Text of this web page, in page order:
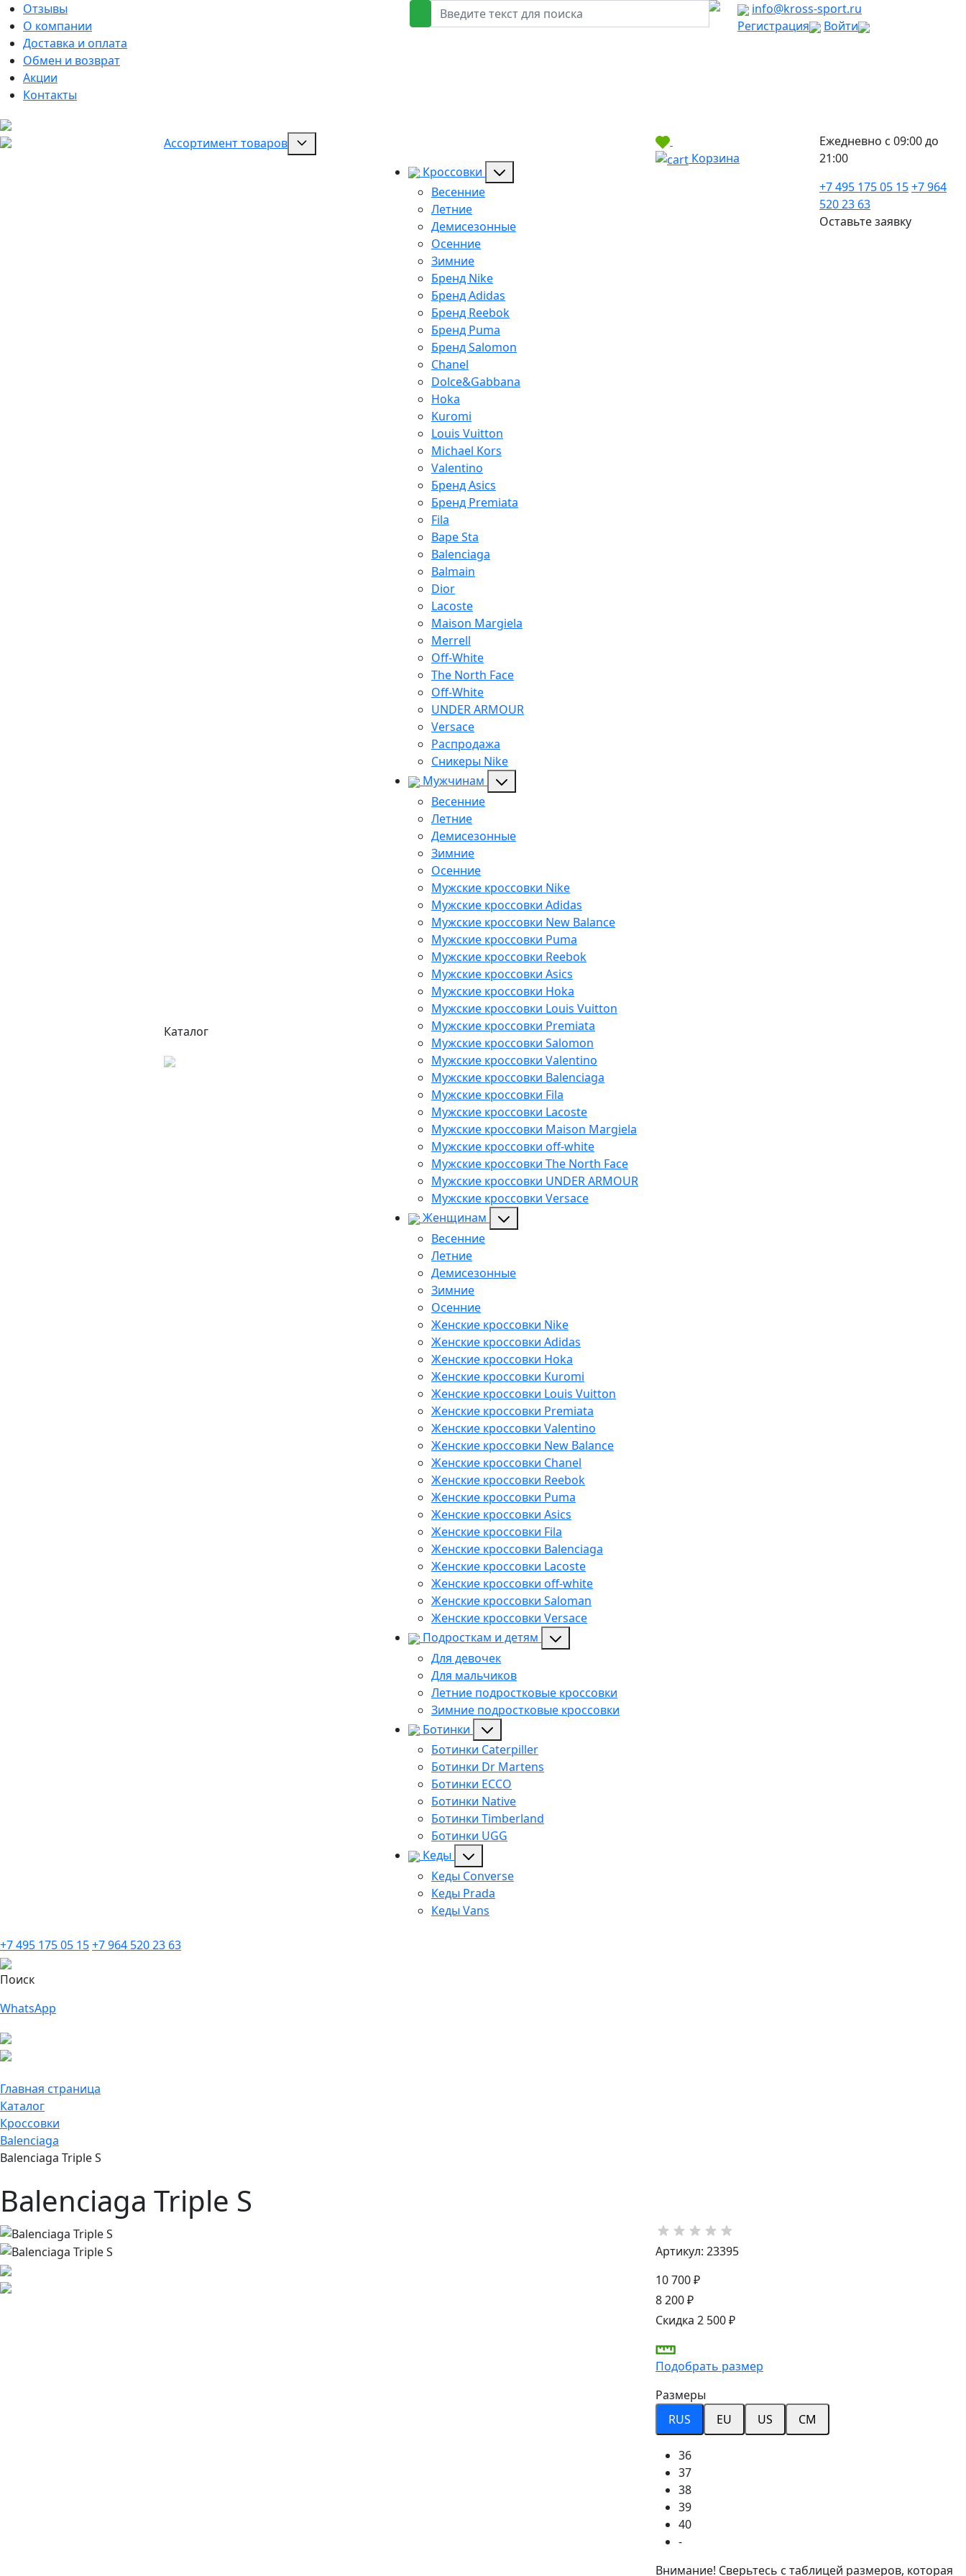
Отзывы
О компании
Доставка и оплата
Обмен и возврат
Акции
Контакты
info@kross-sport.ru
Регистрация
Войти
Ассортимент товаров
Каталог
Кроссовки
Весенние
Летние
Демисезонные
Осенние
Зимние
Бренд Nike
Бренд Adidas
Бренд Reebok
Бренд Puma
Бренд Salomon
Chanel
Dolce&Gabbana
Hoka
Kuromi
Louis Vuitton
Michael Kors
Valentino
Бренд Asics
Бренд Premiata
Fila
Bape Sta
Balenciaga
Balmain
Dior
Lacoste
Maison Margiela
Merrell
Off-White
The North Face
Off-White
UNDER ARMOUR
Versace
Распродажа
Сникеры Nike
Мужчинам
Весенние
Летние
Демисезонные
Зимние
Осенние
Мужские кроссовки Nike
Мужские кроссовки Adidas
Мужские кроссовки New Balance
Мужские кроссовки Puma
Мужские кроссовки Reebok
Мужские кроссовки Asics
Мужские кроссовки Hoka
Мужские кроссовки Louis Vuitton
Мужские кроссовки Premiata
Мужские кроссовки Salomon
Мужские кроссовки Valentino
Мужские кроссовки Balenciaga
Мужские кроссовки Fila
Мужские кроссовки Lacoste
Мужские кроссовки Maison Margiela
Мужские кроссовки off-white
Мужские кроссовки The North Face
Мужские кроссовки UNDER ARMOUR
Мужские кроссовки Versace
Женщинам
Весенние
Летние
Демисезонные
Зимние
Осенние
Женские кроссовки Nike
Женские кроссовки Adidas
Женские кроссовки Hoka
Женские кроссовки Kuromi
Женские кроссовки Louis Vuitton
Женские кроссовки Premiata
Женские кроссовки Valentino
Женские кроссовки New Balance
Женские кроссовки Chanel
Женские кроссовки Reebok
Женские кроссовки Puma
Женские кроссовки Asics
Женские кроссовки Fila
Женские кроссовки Balenciaga
Женские кроссовки Lacoste
Женские кроссовки off-white
Женские кроссовки Saloman
Женские кроссовки Versace
Подросткам и детям
Для девочек
Для мальчиков
Летние подростковые кроссовки
Зимние подростковые кроссовки
Ботинки
Ботинки Caterpiller
Ботинки Dr Martens
Ботинки ECCO
Ботинки Native
Ботинки Timberland
Ботинки UGG
Кеды
Кеды Converse
Кеды Prada
Кеды Vans
Корзина
Ежедневно с 09:00 до
21:00
+7 495 175 05 15+7 964
520 23 63
Оставьте заявку
+7 495 175 05 15+7 964 520 23 63
Поиск
WhatsApp
Главная страница
Каталог
Кроссовки
Balenciaga
Balenciaga Triple S
Balenciaga Triple S
Артикул: 23395
10 700 ₽
8 200 ₽
Скидка 2 500 ₽
Подобрать размер
Размеры
RUS
EU US CM
36
37
38
39
40
-
Внимание! Сверьтесь с таблицей размеров, которая